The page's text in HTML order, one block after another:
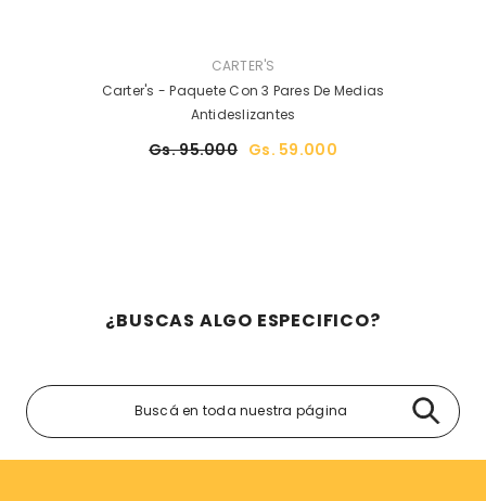
CARTER'S
Carter's - Paquete Con 3 Pares De Medias
Antideslizantes
Gs. 95.000 Gs. 59.000
¿BUSCAS ALGO ESPECIFICO?